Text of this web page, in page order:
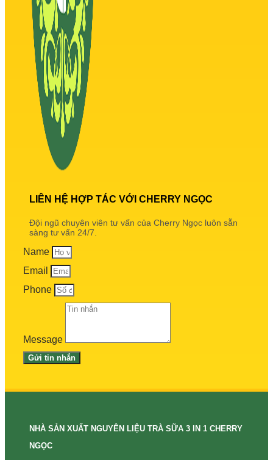
LIÊN HỆ HỢP TÁC VỚI CHERRY NGỌC
Đội ngũ chuyên viên tư vấn của Cherry Ngọc luôn sẵn
sàng tư vấn 24/7.
Name
Email
Phone
Message
Gửi tin nhắn
NHÀ SẢN XUẤT NGUYÊN LIỆU TRÀ SỮA 3 IN 1 CHERRY
NGỌC